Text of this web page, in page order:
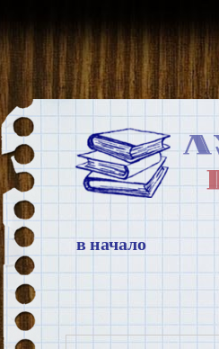
в начало